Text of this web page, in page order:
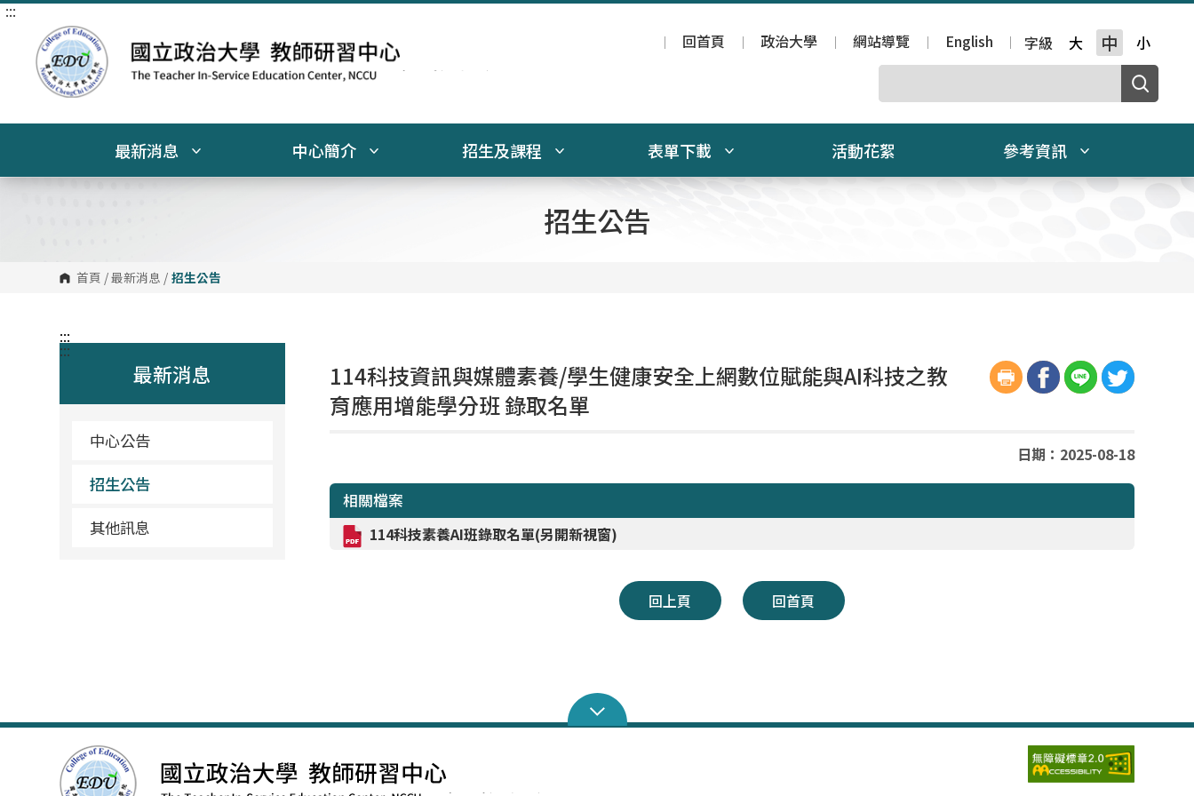
跳
:::
回首頁
政治大學 網站導覽 English 字級 大 中 小
最新消息 中心簡介 招生及課程 表單下載 活動花絮 參考資訊
招生公告
首頁 /最新消息 / 招生公告
:::
最新消息
中心公告
招生公告
其他訊息
:::
114科技資訊與媒體素養/學生健康安全上網數位賦能與AI科技之教
育應用增能學分班 錄取名單
日期：2025-08-18
相關檔案
114科技素養AI班錄取名單(另開新視窗)
回上頁 回首頁